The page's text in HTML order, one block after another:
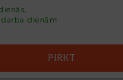
dienām
PIRKT